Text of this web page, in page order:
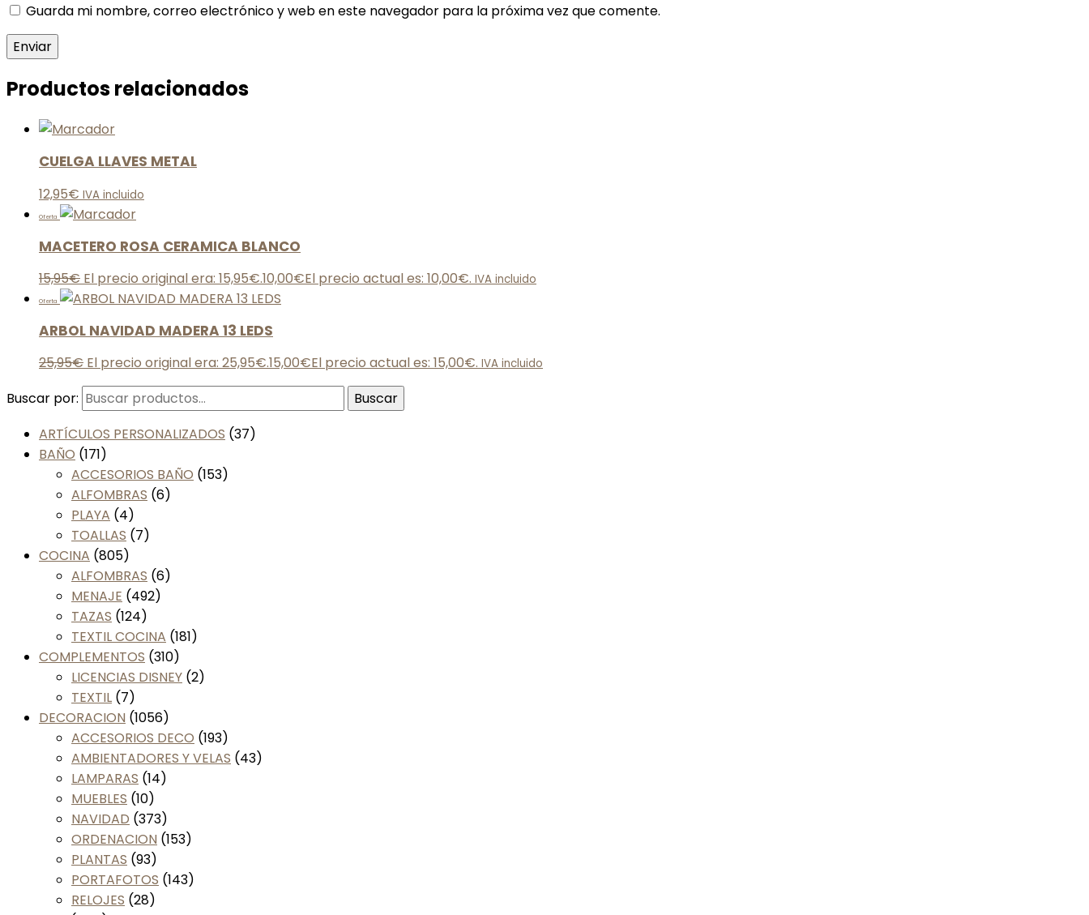
Guarda mi nombre, correo electrónico y web en este navegador para la próxima vez que comente.
Productos relacionados
CUELGA LLAVES METAL
12,95€ IVA incluido
Oferta
MACETERO ROSA CERAMICA BLANCO
15,95€ El precio original era: 15,95€.10,00€El precio actual es: 10,00€. IVA incluido
Oferta
ARBOL NAVIDAD MADERA 13 LEDS
25,95€ El precio original era: 25,95€.15,00€El precio actual es: 15,00€. IVA incluido
Buscar por:
Buscar
ARTÍCULOS PERSONALIZADOS (37)
BAÑO (171)
ACCESORIOS BAÑO (153)
ALFOMBRAS (6)
PLAYA (4)
TOALLAS (7)
COCINA (805)
ALFOMBRAS (6)
MENAJE (492)
TAZAS (124)
TEXTIL COCINA (181)
COMPLEMENTOS (310)
LICENCIAS DISNEY (2)
TEXTIL (7)
DECORACION (1056)
ACCESORIOS DECO (193)
AMBIENTADORES Y VELAS (43)
LAMPARAS (14)
MUEBLES (10)
NAVIDAD (373)
ORDENACION (153)
PLANTAS (93)
PORTAFOTOS (143)
RELOJES (28)